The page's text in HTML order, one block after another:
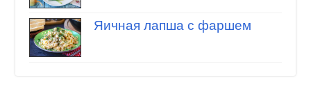
Яичная лапша с фаршем